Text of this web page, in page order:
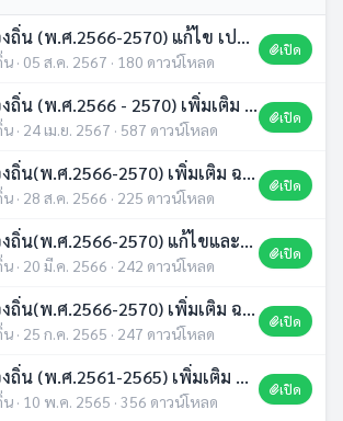
แผนพัฒนาท้องถิ่น (พ.ศ.2566-2570) แก้ไข เปลี่ยนแปลง ฉบับที่ 1/2567
05 ส.ค. 2567 · 180 ดาวน์โหลด
เปิด
แผนพัฒนาท้องถิ่น (พ.ศ.2566 - 2570) เพิ่มเติม ฉบับที่ 4/2567
24 เม.ย. 2567 · 587 ดาวน์โหลด
เปิด
แผนพัฒนาท้องถิ่น(พ.ศ.2566-2570) เพิ่มเติม ฉบับที่ 3
28 ส.ค. 2566 · 225 ดาวน์โหลด
เปิด
แผนพัฒนาท้องถิ่น(พ.ศ.2566-2570) แก้ไขและเพิ่มเติม ฉบับที่ 2
20 มี.ค. 2566 · 242 ดาวน์โหลด
เปิด
แผนพัฒนาท้องถิ่น(พ.ศ.2566-2570) เพิ่มเติม ฉบับที่ 1
25 ก.ค. 2565 · 247 ดาวน์โหลด
เปิด
แผนพัฒนาท้องถิ่น (พ.ศ.2561-2565) เพิ่มเติม ครั้งที่ 4/2565
10 พ.ค. 2565 · 356 ดาวน์โหลด
เปิด